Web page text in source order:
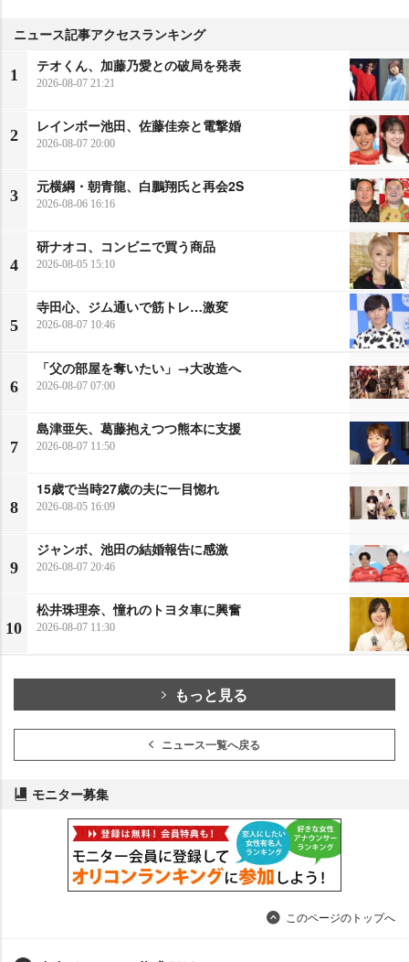
ニュース記事アクセスランキング
1
テオくん、加藤乃愛との破局を発表
2026-08-07 21:21
2
レインボー池田、佐藤佳奈と電撃婚
2026-08-07 20:00
3
元横綱・朝青龍、白鵬翔氏と再会2S
2026-08-06 16:16
4
研ナオコ、コンビニで買う商品
2026-08-05 15:10
5
寺田心、ジム通いで筋トレ…激変
2026-08-07 10:46
6
「父の部屋を奪いたい」→大改造へ
2026-08-07 07:00
7
島津亜矢、葛藤抱えつつ熊本に支援
2026-08-07 11:50
8
15歳で当時27歳の夫に一目惚れ
2026-08-05 16:09
9
ジャンボ、池田の結婚報告に感激
2026-08-07 20:46
10
松井珠理奈、憧れのトヨタ車に興奮
2026-08-07 11:30
もっと見る
ニュース一覧へ戻る
モニター募集
このページのトップへ